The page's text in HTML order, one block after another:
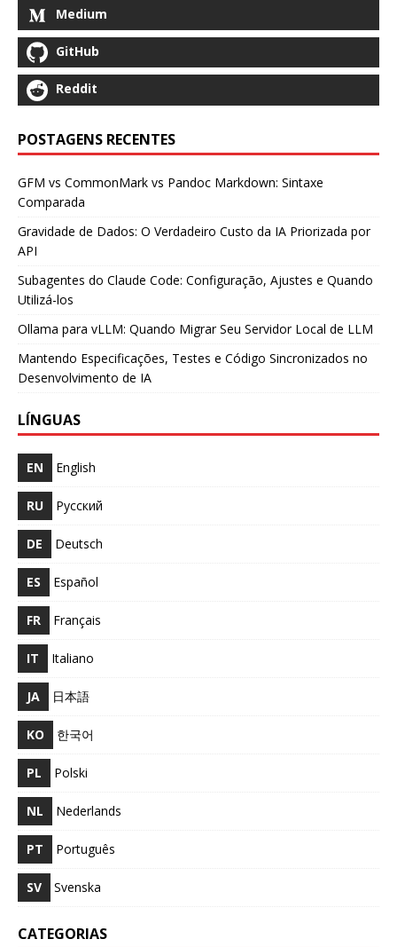
Medium
GitHub
Reddit
POSTAGENS RECENTES
GFM vs CommonMark vs Pandoc Markdown: Sintaxe
Comparada
Gravidade de Dados: O Verdadeiro Custo da IA Priorizada por
API
Subagentes do Claude Code: Configuração, Ajustes e Quando
Utilizá-los
Ollama para vLLM: Quando Migrar Seu Servidor Local de LLM
Mantendo Especificações, Testes e Código Sincronizados no
Desenvolvimento de IA
LÍNGUAS
EN English
RU Русский
DE Deutsch
ES Español
FR Français
IT Italiano
JA 日本語
KO 한국어
PL Polski
NL Nederlands
PT Português
SV Svenska
CATEGORIAS